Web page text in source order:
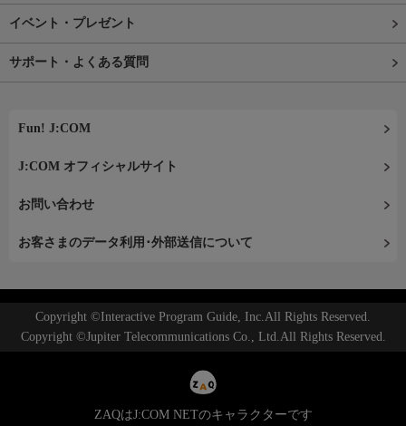
イベント・プレゼント
サポート・よくある質問
Fun! J:COM
J:COM オフィシャルサイト
お問い合わせ
お客さまのデータ利用･外部送信について
Copyright ©Interactive Program Guide, Inc.All Rights Reserved.
Copyright ©Jupiter Telecommunications Co., Ltd.All Rights Reserved.
ZAQはJ:COM NETのキャラクターです